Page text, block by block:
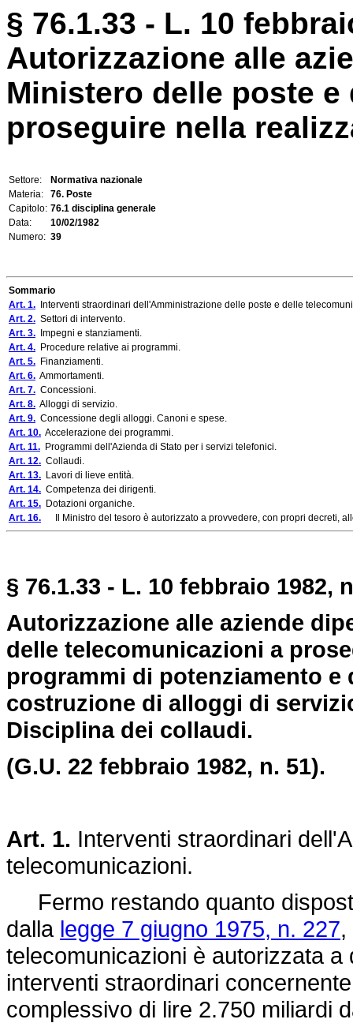
§ 76.1.33 - L. 10
Autorizzazione alle
Ministero delle poste
proseguire nella
Settore:
Normativa nazionale
Materia:
76. Poste
Capitolo: 76.1 disciplina generale
Data:
10/02/1982
Numero: 39
Sommario
Art. 1. Interventi straordinari dell'Amministrazione delle poste e delle
Art. 2. Settori di intervento.
Art. 3. Impegni e stanziamenti.
Art. 4. Procedure relative ai programmi.
Art. 5. Finanziamenti.
Art. 6. Ammortamenti.
Art. 7. Concessioni.
Art. 8. Alloggi di servizio.
Art. 9. Concessione degli alloggi. Canoni e spese.
Art. 10. Accelerazione dei programmi.
Art. 11. Programmi dell'Azienda di Stato per i servizi telefonici.
Art. 12. Collaudi.
Art. 13. Lavori di lieve entità.
Art. 14. Competenza dei dirigenti.
Art. 15. Dotazioni organiche.
Art. 16. Il Ministro del tesoro è autorizzato a provvedere, con propri decreti,
§ 76.1.33 - L. 10 febbraio 1982,
Autorizzazione alle aziende
delle telecomunicazioni a
programmi di potenziamento
costruzione di alloggi di
Disciplina dei collaudi.
(G.U. 22 febbraio 1982, n. 51).
Art. 1. Interventi straordinari
telecomunicazioni.
Fermo restando quanto
dalla legge 7 giugno 1975, n. 227,
telecomunicazioni è autorizzata
interventi straordinari
complessivo di lire 2.750 miliardi